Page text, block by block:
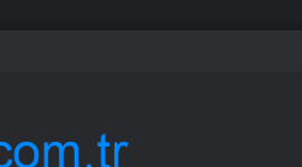
dikkat çeken çıkış